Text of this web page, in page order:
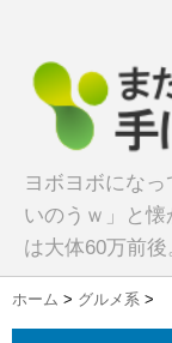
ヨボヨボにな
いのうｗ」と
は大体60万前後
ホーム > グルメ系 >